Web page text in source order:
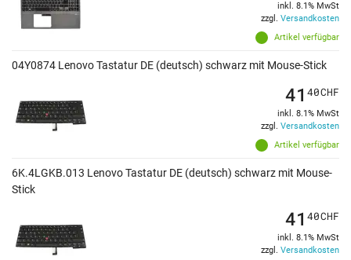
Artikel verfügbar
inkl. 8.1% MwSt
zzgl. Versandkosten
04Y0874 Lenovo Tastatur DE (deutsch) schwarz mit Mouse-Stick
Artikel verfügbar
41 40CHF
inkl. 8.1% MwSt
zzgl. Versandkosten
6K.4LGKB.013 Lenovo Tastatur DE (deutsch) schwarz mit Mouse-
Stick
41 40CHF
inkl. 8.1% MwSt
zzgl. Versandkosten